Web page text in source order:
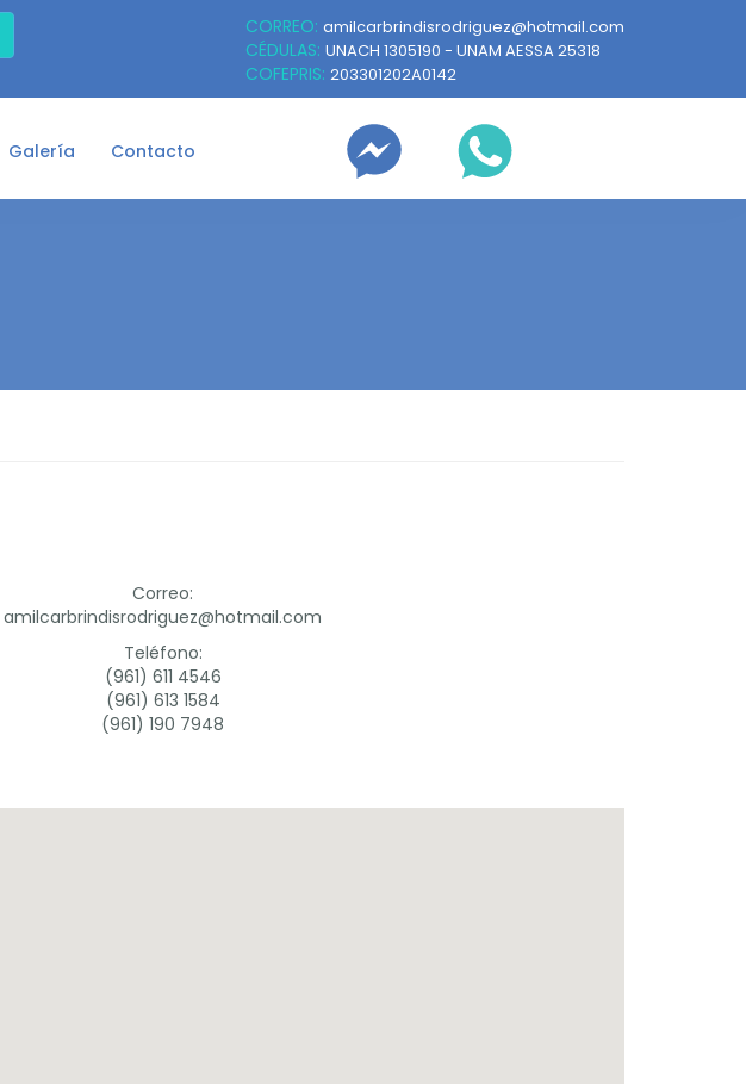
CORREO: amilcarbrindisrodriguez@hotmail.com
CÉDULAS: UNACH 1305190 - UNAM AESSA 25318
COFEPRIS: 203301202A0142
Galería Contacto
Correo:
amilcarbrindisrodriguez@hotmail.com
Teléfono:
(961) 611 4546
(961) 613 1584
(961) 190 7948